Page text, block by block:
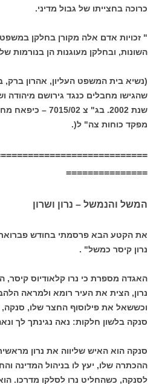
כרוכה בחצייתו של גבול מדיני.
" זכויות אדם אלה מקורן בחלקן
השונות, ובחלקן מעוגנות הן בנורמות
(נשיא בית המשפט העליון, אהרון ברק,
שהגישו מחבלים כנגד גירושם מיהודה
שנת 2002. בג" צ
מפקד כוחות צה" ל(‏.
===============
המשל והנמשל – נרון ושרון
את הקטע הבא פרסמתי בחודש
נרון קיסר כמשל" .
האגדה מספרת כי נרו קלאודיוס קיסר,
נרון, הצית את העיר רומא ולמראה
וכששאל את פילוסוף החצר שלו, סנקה,
סנקה בלשון חלקות: נאה נגינתך לך
סנקה הוא האיש שליווה את נרון
ההכתרה שלו, יעץ לו בניהול המדינה
לסנקה, כשהחליט נרו לסלקו מדרכו.